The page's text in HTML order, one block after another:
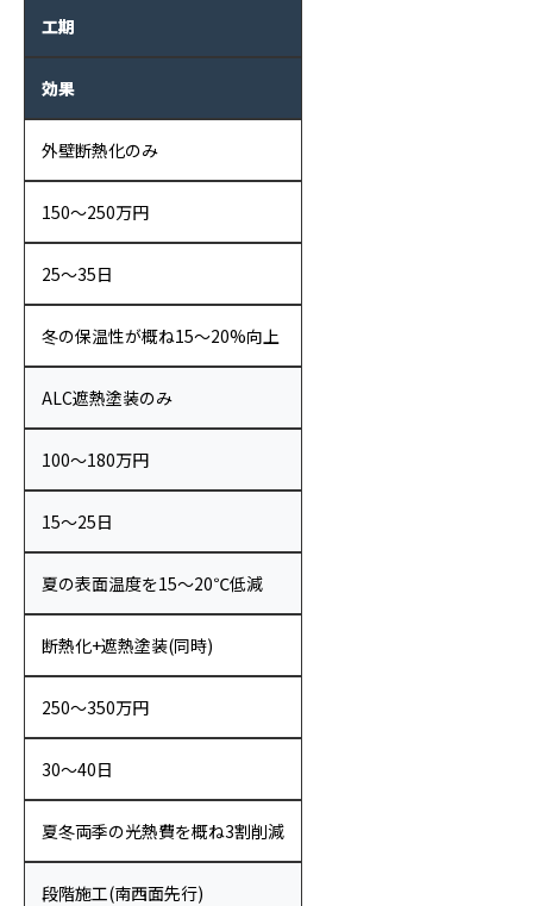
工期
効果
外壁断熱化のみ
150〜250万円
25〜35日
冬の保温性が概ね15〜20%向上
ALC遮熱塗装のみ
100〜180万円
15〜25日
夏の表面温度を15〜20℃低減
断熱化+遮熱塗装(同時)
250〜350万円
30〜40日
夏冬両季の光熱費を概ね3割削減
段階施工(南西面先行)